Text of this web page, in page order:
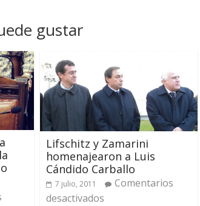
gustar
Lifschitz y Zamarini
homenajearon a Luis
Cándido Carballo
7 julio, 2011
Comentarios
desactivados